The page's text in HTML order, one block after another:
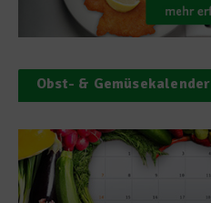
Obst- & Gemüsekalender